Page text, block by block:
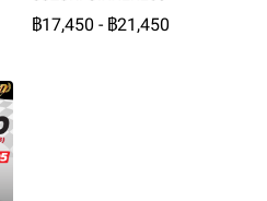
฿17,450 - ฿21,450